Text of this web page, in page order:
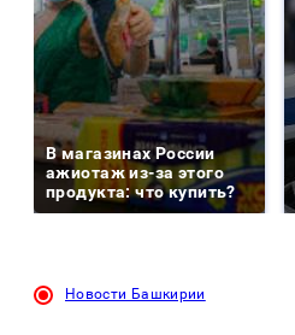
В магазинах России
ажиотаж из-за этого
продукта: что купить?
Новости Башкирии